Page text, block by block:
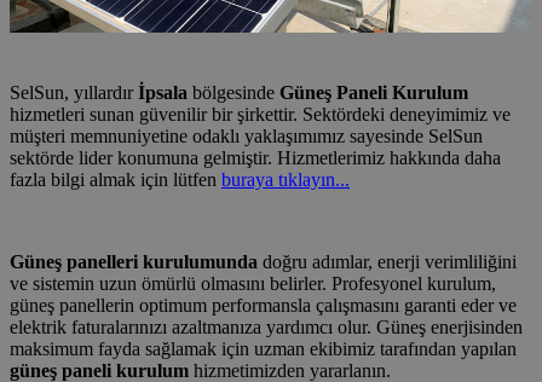
SelSun, yıllardırİpsala bölgesinde Güneş Paneli Kurulum
hizmetleri sunan güvenilir bir şirkettir. Sektördeki deneyimimiz ve
müşteri memnuniyetine odaklı yaklaşımımız sayesinde SelSun
sektörde lider konumuna gelmiştir. Hizmetlerimiz hakkında daha
fazla bilgi almak için lütfen buraya tıklayın...
Güneş panelleri kurulumunda doğru adımlar, enerji verimliliğini
ve sistemin uzun ömürlü olmasını belirler. Profesyonel kurulum,
güneş panellerin optimum performansla çalışmasını garanti eder ve
elektrik faturalarınızı azaltmanıza yardımcı olur. Güneş enerjisinden
maksimum fayda sağlamak için uzman ekibimiz tarafından yapılan
güneş paneli kurulum hizmetimizden yararlanın.